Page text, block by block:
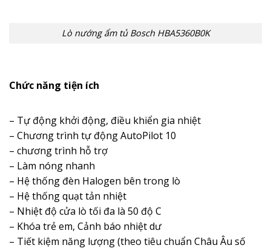
Lò nướng ẩm tủ Bosch HBA5360B0K
Chức năng tiện ích
– Tự động khởi động, điều khiển gia nhiệt
– Chương trình tự động AutoPilot 10
– chương trình hỗ trợ
– Làm nóng nhanh
– Hệ thống đèn Halogen bên trong lò
– Hệ thống quạt tản nhiệt
– Nhiệt độ cửa lò tối đa là 50 độ C
– Khóa trẻ em, Cảnh báo nhiệt dư
– Tiết kiệm năng lượng (theo tiêu chuẩn Châu Âu số